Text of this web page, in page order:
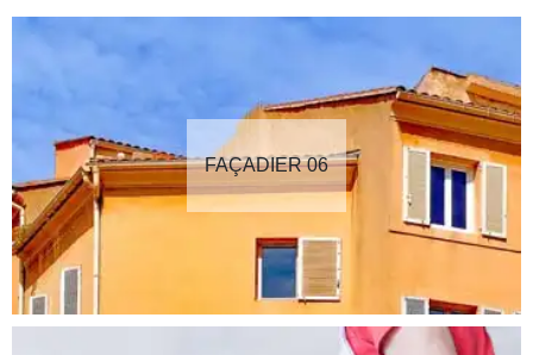
FAÇADIER 06